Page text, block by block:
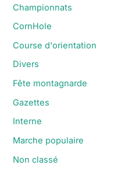
Championnats
CornHole
Course d'orientation
Divers
Fête montagnarde
Gazettes
Interne
Marche populaire
Non classé